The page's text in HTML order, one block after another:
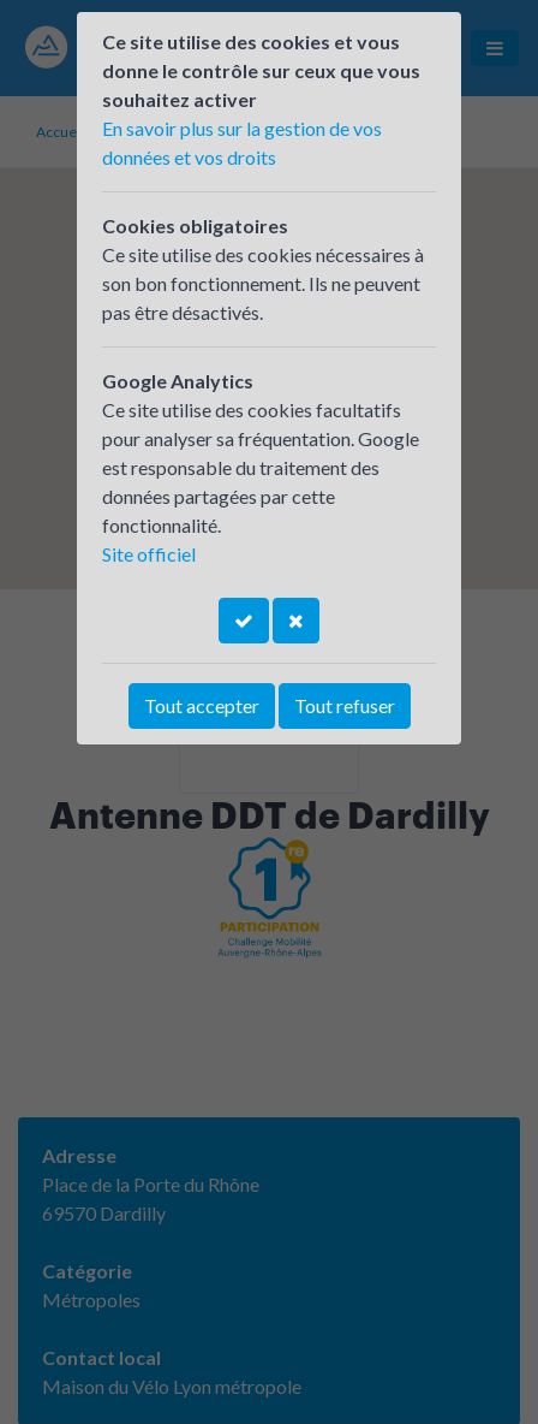
Accueil Établissements inscrits Antenne DDT de Dardilly
Antenne DDT de Dardilly
Adresse
Place de la Porte du Rhône
69570 Dardilly
Catégorie
Métropoles
Contact local
Maison du Vélo Lyon métropole
Ce site utilise des cookies et vous
donne le contrôle sur ceux que vous
souhaitez activer
En savoir plus sur la gestion de vos
données et vos droits
Cookies obligatoires
Ce site utilise des cookies nécessaires à
son bon fonctionnement. Ils ne peuvent
pas être désactivés.
Google Analytics
Ce site utilise des cookies facultatifs
pour analyser sa fréquentation. Google
est responsable du traitement des
données partagées par cette
fonctionnalité.
Site officiel
Tout accepter Tout refuser